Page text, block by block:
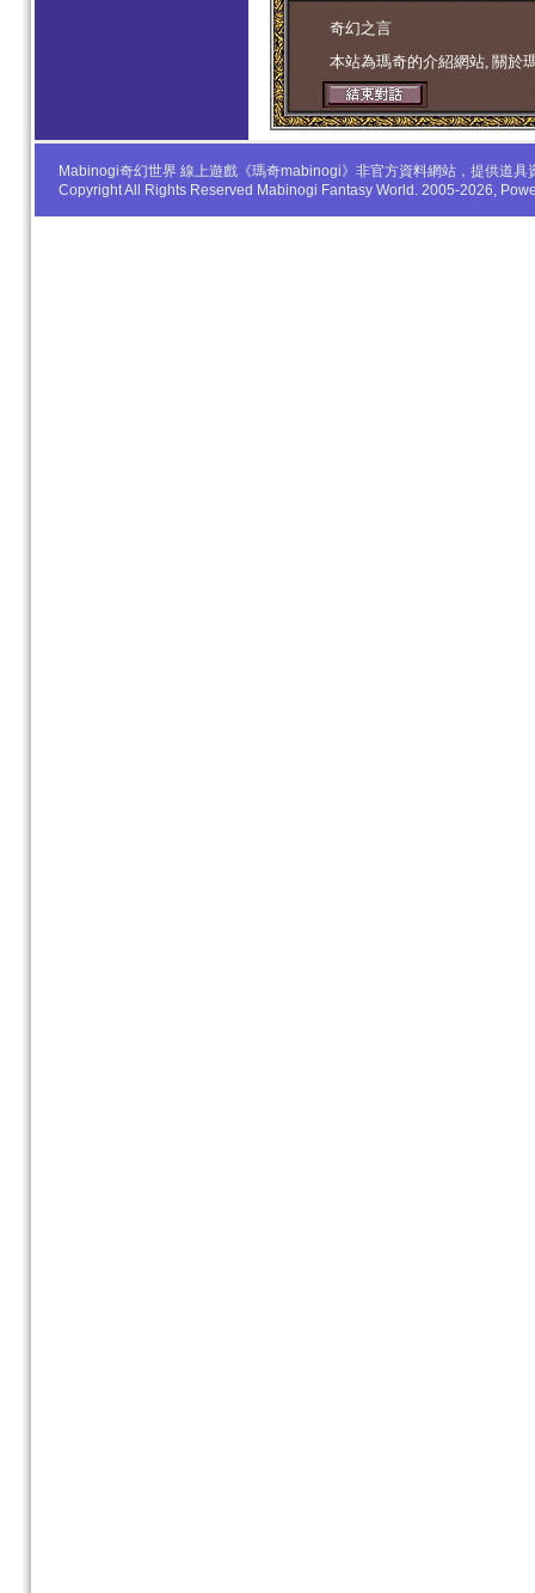
学生妹 奇幻之言
本站為瑪奇的介紹網站, 關於
Mabinogi奇幻世界 線上遊戲《瑪奇mabinogi》非官方資料網站，提供道
Copyright All Rights Reserved Mabinogi Fantasy World. 2005-2026,